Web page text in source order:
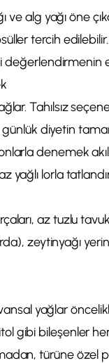
alg yağı öne
tercih
değerlendirmenin
Tahılsız
diyetin
denemek
yağlı lorla
az tuzlu
zeytinyağı
yağlar
gibi bileşenler
türüne özel